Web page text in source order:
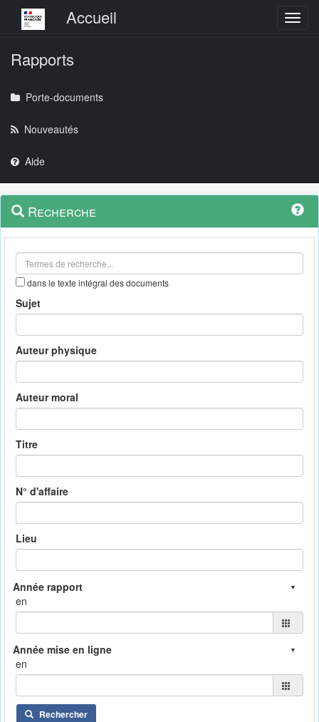
Menu principalAccueil
Rapports
Porte-documents
Nouveautés
Aide
Navigation
outils
Menu
contextuel
Recherche
dans le texte intégral des documents
Sujet
Auteur physique
Auteur moral
Titre
N° d'affaire
Lieu
en
en
Rechercher